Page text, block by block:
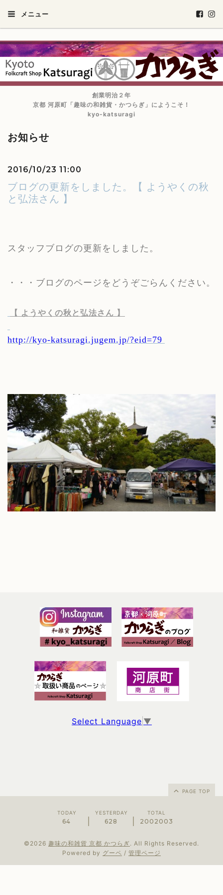
メニュー
創業明治２年
京都 河原町「趣味の和雑貨・かつらぎ」にようこそ！
kyo-katsuragi
お知らせ
2016/10/23 11:00
ブログの更新をしました。【 ようやくの秋
と弘法さん 】
スタッフブログの更新をしました。
・・・ブログのページをどうぞごらんください。
【 ようやくの秋と弘法さん 】
http://kyo-katsuragi.jugem.jp/?eid=79
Select Language ▼
PAGE TOP
TODAY
64
YESTERDAY
628
TOTAL
2002003
©2026 趣味の和雑貨 京都 かつらぎ. All Rights Reserved.
Powered by グーペ / 管理ページ